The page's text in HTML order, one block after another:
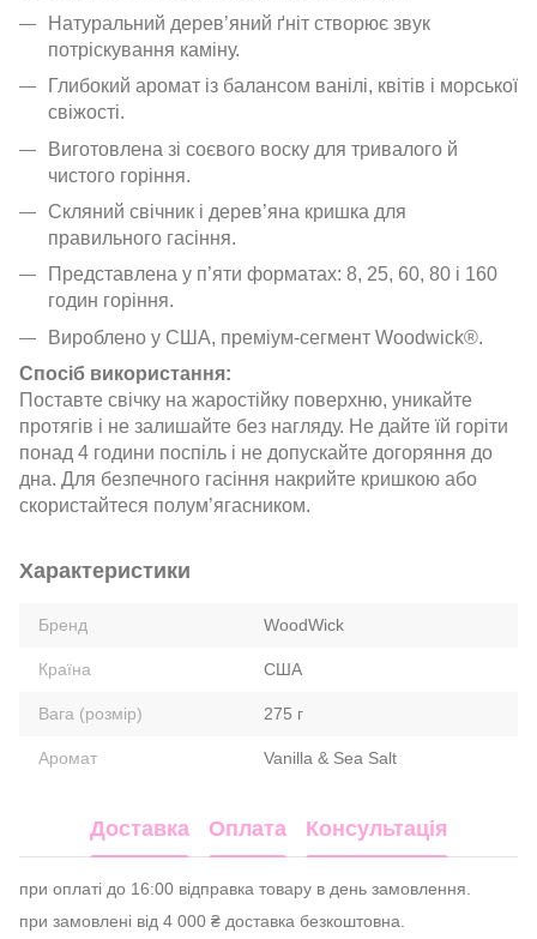
Натуральний дерев’яний ґніт створює звук
потріскування каміну.
Глибокий аромат із балансом ванілі, квітів і морської
свіжості.
Виготовлена зі соєвого воску для тривалого й
чистого горіння.
Скляний свічник і дерев’яна кришка для
правильного гасіння.
Представлена у п’яти форматах: 8, 25, 60, 80 і 160
годин горіння.
Вироблено у США, преміум-сегмент Woodwick®.
Спосіб використання:
Поставте свічку на жаростійку поверхню, уникайте
протягів і не залишайте без нагляду. Не дайте їй горіти
понад 4 години поспіль і не допускайте догоряння до
дна. Для безпечного гасіння накрийте кришкою або
скористайтеся полум’ягасником.
Характеристики
Бренд WoodWick
Країна США
Вага (розмір) 275 г
Аромат Vanilla & Sea Salt
Доставка Оплата Консультація
при оплаті до 16:00 відправка товару в день замовлення.
при замовлені від 4 000 ₴ доставка безкоштовна.